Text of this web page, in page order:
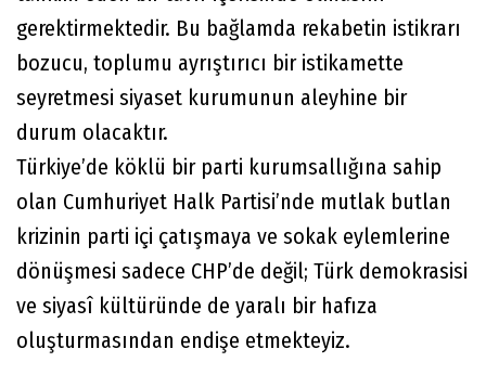
gerektirmektedir. Bu bağlamda rekabetin istikrarı
bozucu, toplumu ayrıştırıcı bir istikamette
seyretmesi siyaset kurumunun aleyhine bir
durum olacaktır.
Türkiye’de köklü bir parti kurumsallığına sahip
olan Cumhuriyet Halk Partisi’nde mutlak butlan
krizinin parti içi çatışmaya ve sokak eylemlerine
dönüşmesi sadece CHP’de değil; Türk demokrasisi
ve siyasî kültüründe de yaralı bir hafıza
oluşturmasından endişe etmekteyiz.